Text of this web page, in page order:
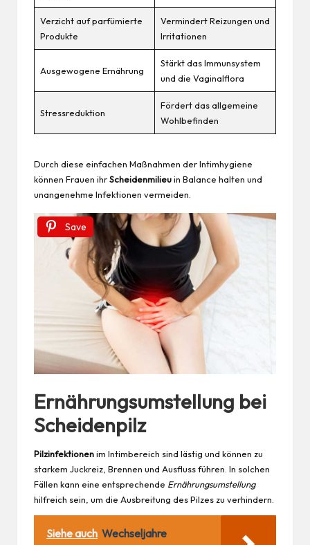
Verzicht auf parfümierte
Produkte
Vermindert Reizungen und
Irritationen
Ausgewogene Ernährung
Stärkt das Immunsystem
und die Vaginalflora
Stressreduktion
Fördert das allgemeine
Wohlbefinden
Durch diese einfachen Maßnahmen derIntimhygiene
können Frauen ihrScheidenmilieuin Balance halten und
unangenehme Infektionen vermeiden.
Save
Ernährungsumstellung bei
Scheidenpilz
Pilzinfektionenim Intimbereich sind lästig und können zu
starkem Juckreiz, Brennen und Ausfluss führen. In solchen
Fällen kann eine entsprechende Ernährungsumstellung
hilfreich sein, um die Ausbreitung des Pilzes zu verhindern.
Siehe auch Wechseljahre